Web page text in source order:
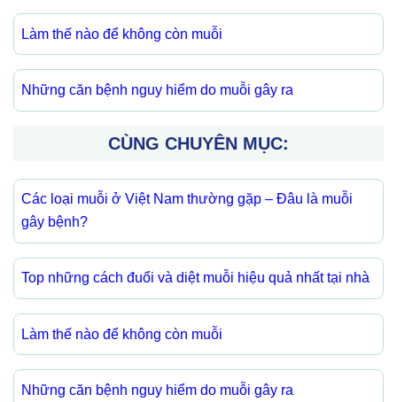
Làm thế nào để không còn muỗi
Những căn bệnh nguy hiểm do muỗi gây ra
CÙNG CHUYÊN MỤC:
Các loại muỗi ở Việt Nam thường gặp – Đâu là muỗi
gây bệnh?
Top những cách đuổi và diệt muỗi hiệu quả nhất tại nhà
Làm thế nào để không còn muỗi
Những căn bệnh nguy hiểm do muỗi gây ra